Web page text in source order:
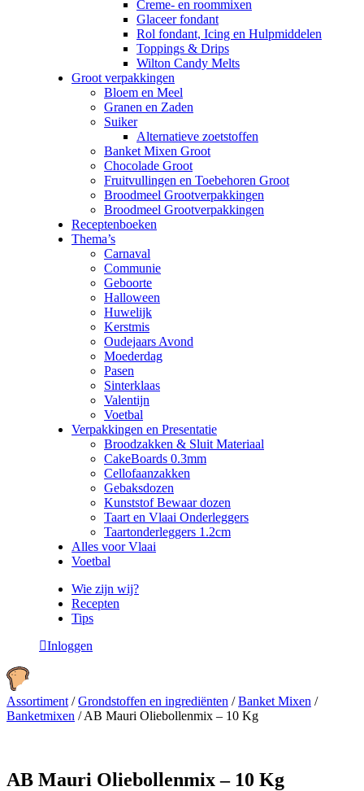
Creme- en roommixen
Glaceer fondant
Rol fondant, Icing en Hulpmiddelen
Toppings & Drips
Wilton Candy Melts
Groot verpakkingen
Bloem en Meel
Granen en Zaden
Suiker
Alternatieve zoetstoffen
Banket Mixen Groot
Chocolade Groot
Fruitvullingen en Toebehoren Groot
Broodmeel Grootverpakkingen
Broodmeel Grootverpakkingen
Receptenboeken
Thema’s
Carnaval
Communie
Geboorte
Halloween
Huwelijk
Kerstmis
Oudejaars Avond
Moederdag
Pasen
Sinterklaas
Valentijn
Voetbal
Verpakkingen en Presentatie
Broodzakken & Sluit Materiaal
CakeBoards 0.3mm
Cellofaanzakken
Gebaksdozen
Kunststof Bewaar dozen
Taart en Vlaai Onderleggers
Taartonderleggers 1.2cm
Alles voor Vlaai
Voetbal
Wie zijn wij?
Recepten
Tips
Inloggen
Assortiment /Grondstoffen en ingrediënten /Banket Mixen /
Banketmixen /AB Mauri Oliebollenmix – 10 Kg
AB Mauri Oliebollenmix – 10 Kg